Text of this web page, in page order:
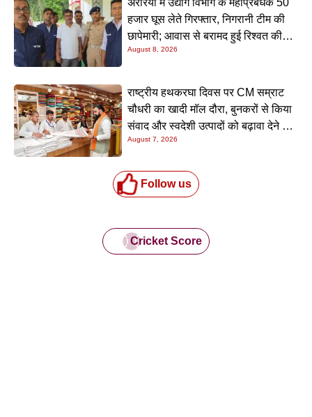
अररिया में उद्योग विभाग के महाप्रबंधक 50
हजार घूस लेते गिरफ्तार, निगरानी टीम की
छापेमारी; आवास से बरामद हुई रिश्वत की
रकम
August 8, 2026
राष्ट्रीय हथकरघा दिवस पर CM सम्राट
चौधरी का खादी मॉल दौरा, बुनकरों से किया
संवाद और स्वदेशी उत्पादों को बढ़ावा देने की
अपील
August 7, 2026
Follow us
Cricket Score